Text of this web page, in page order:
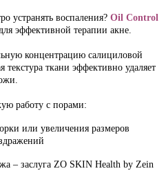
устранять воспаления? Oil Control
эффективной терапии акне.
концентрацию салициловой
текстура ткани эффективно удаляет
работу с порами:
или увеличения размеров
– заслуга ZO SKIN Health by Zein